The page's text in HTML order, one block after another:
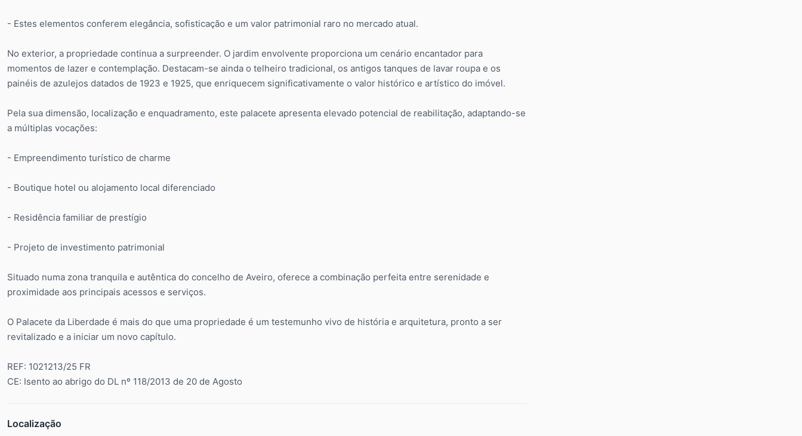
- Estes elementos conferem elegância, sofisticação e um valor patrimonial raro no mercado atual.
No exterior, a propriedade continua a surpreender. O jardim envolvente proporciona um cenário encantador para
momentos de lazer e contemplação. Destacam-se ainda o telheiro tradicional, os antigos tanques de lavar roupa e os
painéis de azulejos datados de 1923 e 1925, que enriquecem significativamente o valor histórico e artístico do imóvel.
Pela sua dimensão, localização e enquadramento, este palacete apresenta elevado potencial de reabilitação, adaptando-se
a múltiplas vocações:
- Empreendimento turístico de charme
- Boutique hotel ou alojamento local diferenciado
- Residência familiar de prestígio
- Projeto de investimento patrimonial
Situado numa zona tranquila e autêntica do concelho de Aveiro, oferece a combinação perfeita entre serenidade e
proximidade aos principais acessos e serviços.
O Palacete da Liberdade é mais do que uma propriedade é um testemunho vivo de história e arquitetura, pronto a ser
revitalizado e a iniciar um novo capítulo.
REF: 1021213/25 FR
CE: Isento ao abrigo do DL nº 118/2013 de 20 de Agosto
Localização